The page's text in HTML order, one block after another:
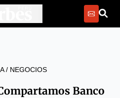
/ NEGOCIOS
Banco